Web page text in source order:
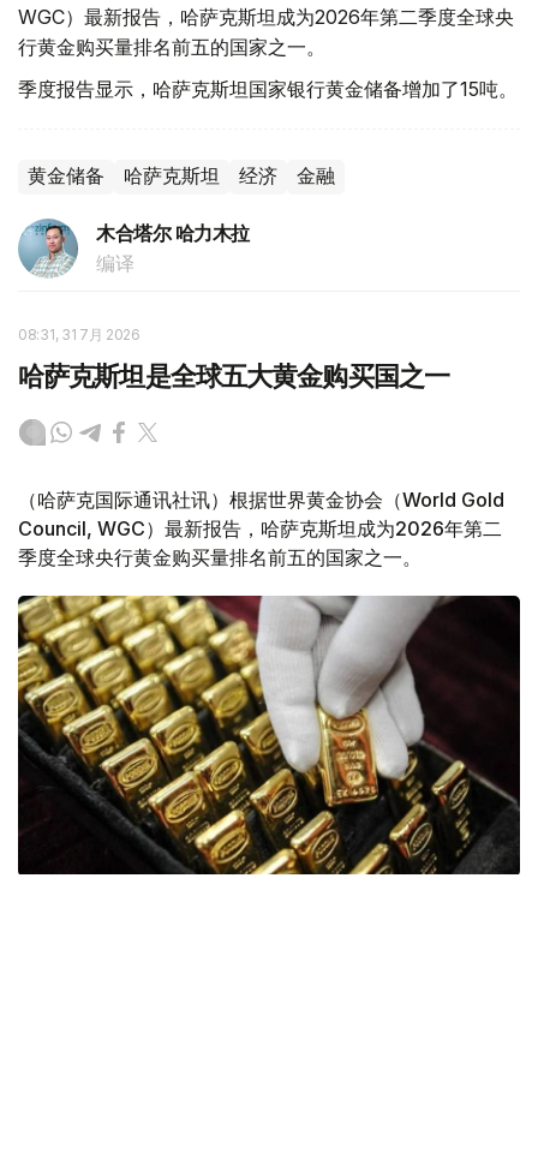
WGC）最新报告，哈萨克斯坦成为2026年第二季度全球央
行黄金购买量排名前五的国家之一。
季度报告显示，哈萨克斯坦国家银行黄金储备增加了15吨。
黄金储备 哈萨克斯坦 经济 金融
木合塔尔 哈力木拉
编译
08:31, 31 7月 2026
哈萨克斯坦是全球五大黄金购买国之一
（哈萨克国际通讯社讯）根据世界黄金协会（World Gold
Council, WGC）最新报告，哈萨克斯坦成为2026年第二
季度全球央行黄金购买量排名前五的国家之一。